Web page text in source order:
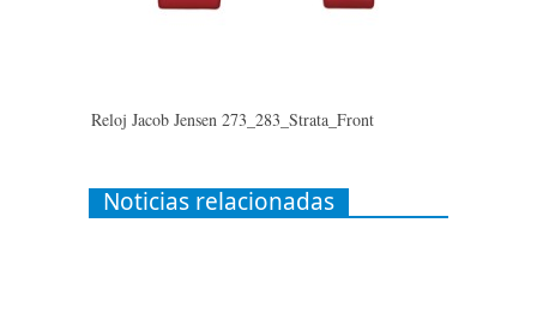
Reloj Jacob Jensen 273_283_Strata_Front
Noticias relacionadas